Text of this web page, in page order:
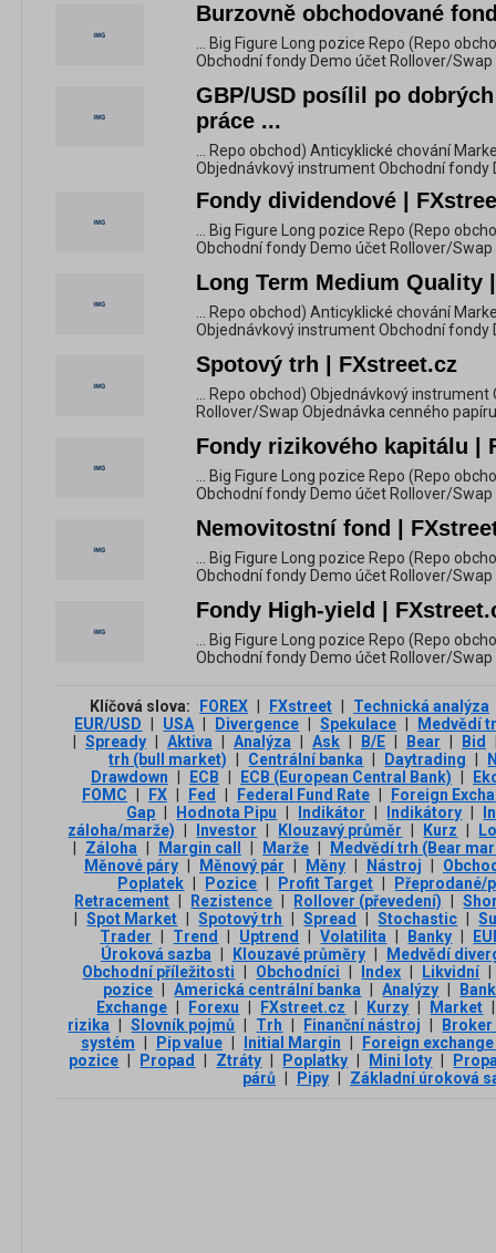
Burzovně obchodované
... Big Figure Long pozice Repo (Repo
Obchodní fondy Demo účet Rollover/
GBP/USD posílil po
práce ...
... Repo obchod) Anticyklické chování
Objednávkový instrument Obchodní fondy
Fondy dividendové |
... Big Figure Long pozice Repo (Repo
Obchodní fondy Demo účet Rollover/
Long Term Medium Quality
... Repo obchod) Anticyklické chování
Objednávkový instrument Obchodní fondy
Spotový trh | FXstreet.cz
... Repo obchod) Objednávkový
Rollover/Swap Objednávka cenného
Fondy rizikového kapitálu |
... Big Figure Long pozice Repo (Repo
Obchodní fondy Demo účet Rollover/
Nemovitostní fond |
... Big Figure Long pozice Repo (Repo
Obchodní fondy Demo účet Rollover/
Fondy High-yield |
... Big Figure Long pozice Repo (Repo
Obchodní fondy Demo účet Rollover/
Klíčová slova: FOREX FXstreet
Technická analýza
EUR/USD
USA Divergence Spekulace
Medvědí
Spready Aktiva Analýza Ask B/E Bear Bid
trh (bull market)
Centrální banka Daytrading
Drawdown
ECB ECB (European Central Bank)
FOMC
FX Fed Federal Fund Rate
Foreign
Gap
Hodnota Pipu Indikátor Indikátory
záloha/marže)
Investor Klouzavý průměr Kurz
Záloha Margin call Marže
Medvědí trh (Bear
Měnové páry
Měnový pár Měny Nástroj
Poplatek
Pozice Profit Target
Přeprodané/
Retracement
Rezistence Rollover (převedení)
Spot Market Spotový trh Spread Stochastic
Trader
Trend Uptrend Volatilita Banky
Úroková sazba
Klouzavé průměry
Medvědí
Obchodní příležitosti
Obchodníci Index Likvidní
pozice
Americká centrální banka Analýzy
Exchange
Forexu FXstreet.cz Kurzy Market
rizika
Slovník pojmů Trh Finanční nástroj
systém
Pip value Initial Margin
Foreign
pozice
Propad Ztráty Poplatky Mini loty
párů
Pipy Základní úroková